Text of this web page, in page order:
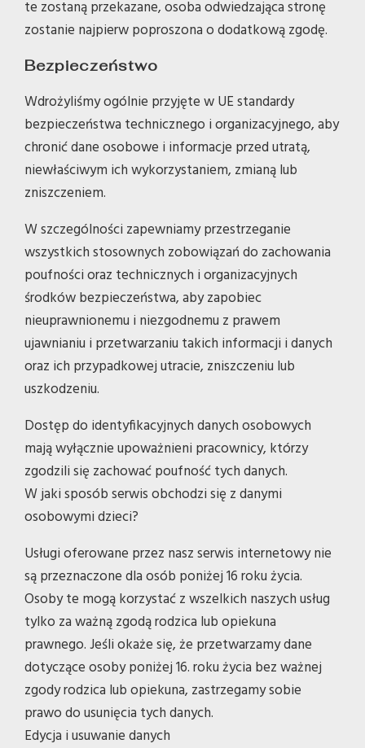
te zostaną przekazane, osoba odwiedzająca stronę
zostanie najpierw poproszona o dodatkową zgodę.
Bezpieczeństwo
Wdrożyliśmy ogólnie przyjęte w UE standardy
bezpieczeństwa technicznego i organizacyjnego, aby
chronić dane osobowe i informacje przed utratą,
niewłaściwym ich wykorzystaniem, zmianą lub
zniszczeniem.
W szczególności zapewniamy przestrzeganie
wszystkich stosownych zobowiązań do zachowania
poufności oraz technicznych i organizacyjnych
środków bezpieczeństwa, aby zapobiec
nieuprawnionemu i niezgodnemu z prawem
ujawnianiu i przetwarzaniu takich informacji i danych
oraz ich przypadkowej utracie, zniszczeniu lub
uszkodzeniu.
Dostęp do identyfikacyjnych danych osobowych
mają wyłącznie upoważnieni pracownicy, którzy
zgodzili się zachować poufność tych danych.
W jaki sposób serwis obchodzi się z danymi
osobowymi dzieci?
Usługi oferowane przez nasz serwis internetowy nie
są przeznaczone dla osób poniżej 16 roku życia.
Osoby te mogą korzystać z wszelkich naszych usług
tylko za ważną zgodą rodzica lub opiekuna
prawnego. Jeśli okaże się, że przetwarzamy dane
dotyczące osoby poniżej 16. roku życia bez ważnej
zgody rodzica lub opiekuna, zastrzegamy sobie
prawo do usunięcia tych danych.
Edycja i usuwanie danych